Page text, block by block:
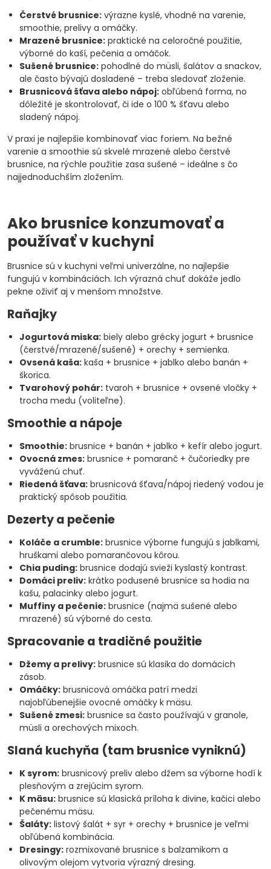
Čerstvé brusnice: výrazne kyslé, vhodné na varenie,
smoothie, prelivy a omáčky.
Mrazené brusnice: praktické na celoročné použitie,
výborné do kaší, pečenia a omáčok.
Sušené brusnice: pohodlné do müsli, šalátov a snackov,
ale často bývajú dosladené – treba sledovať zloženie.
Brusnicová šťava alebo nápoj: obľúbená forma, no
dôležité je skontrolovať, či ide o 100 % šťavu alebo
sladený nápoj.
V praxi je najlepšie kombinovať viac foriem. Na bežné
varenie a smoothie sú skvelé mrazené alebo čerstvé
brusnice, na rýchle použitie zasa sušené – ideálne s čo
najjednoduchším zložením.
Ako brusnice konzumovať a
používať v kuchyni
Brusnice sú v kuchyni veľmi univerzálne, no najlepšie
fungujú v kombináciách. Ich výrazná chuť dokáže jedlo
pekne oživiť aj v menšom množstve.
Raňajky
Jogurtová miska: biely alebo grécky jogurt + brusnice
(čerstvé/mrazené/sušené) + orechy + semienka.
Ovsená kaša: kaša + brusnice + jablko alebo banán +
škorica.
Tvarohový pohár: tvaroh + brusnice + ovsené vločky +
trocha medu (voliteľne).
Smoothie a nápoje
Smoothie: brusnice + banán + jablko + kefír alebo jogurt.
Ovocná zmes: brusnice + pomaranč + čučoriedky pre
vyváženú chuť.
Riedená šťava: brusnicová šťava/nápoj riedený vodou je
praktický spôsob použitia.
Dezerty a pečenie
Koláče a crumble: brusnice výborne fungujú s jablkami,
hruškami alebo pomarančovou kôrou.
Chia puding: brusnice dodajú svieži kyslastý kontrast.
Domáci preliv: krátko podusené brusnice sa hodia na
kašu, palacinky alebo jogurt.
Muffiny a pečenie: brusnice (najmä sušené alebo
mrazené) sú výborné do cesta.
Spracovanie a tradičné použitie
Džemy a prelivy: brusnice sú klasika do domácich
zásob.
Omáčky: brusnicová omáčka patrí medzi
najobľúbenejšie ovocné omáčky k mäsu.
Sušené zmesi: brusnice sa často používajú v granole,
müsli a orechových mixoch.
Slaná kuchyňa (tam brusnice vyniknú)
K syrom: brusnicový preliv alebo džem sa výborne hodí k
plesňovým a zrejúcim syrom.
K mäsu: brusnice sú klasická príloha k divine, kačici alebo
pečenému mäsu.
Šaláty: listový šalát + syr + orechy + brusnice je veľmi
obľúbená kombinácia.
Dresingy: rozmixované brusnice s balzamikom a
olivovým olejom vytvoria výrazný dresing.